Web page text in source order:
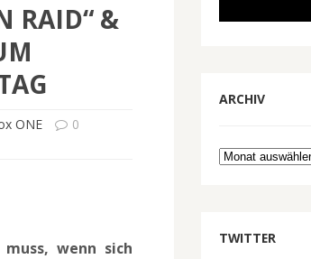
RAID“ &
ONE
0
wenn sich
ARCHIV
Archiv
TWITTER